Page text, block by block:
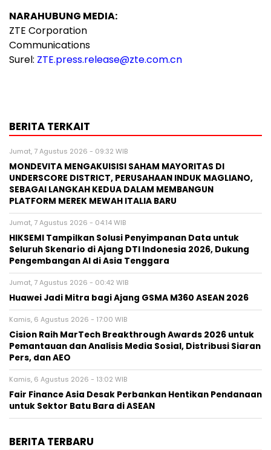
NARAHUBUNG MEDIA:
ZTE Corporation
Communications
Surel: ZTE.press.release@zte.com.cn
BERITA TERKAIT
Jumat, 7 Agustus 2026 - 09:32 WIB
MONDEVITA MENGAKUISISI SAHAM MAYORITAS DI
UNDERSCORE DISTRICT, PERUSAHAAN INDUK MAGLIANO,
SEBAGAI LANGKAH KEDUA DALAM MEMBANGUN
PLATFORM MEREK MEWAH ITALIA BARU
Jumat, 7 Agustus 2026 - 04:14 WIB
HIKSEMI Tampilkan Solusi Penyimpanan Data untuk
Seluruh Skenario di Ajang DTI Indonesia 2026, Dukung
Pengembangan AI di Asia Tenggara
Jumat, 7 Agustus 2026 - 00:42 WIB
Huawei Jadi Mitra bagi Ajang GSMA M360 ASEAN 2026
Kamis, 6 Agustus 2026 - 17:00 WIB
Cision Raih MarTech Breakthrough Awards 2026 untuk
Pemantauan dan Analisis Media Sosial, Distribusi Siaran
Pers, dan AEO
Kamis, 6 Agustus 2026 - 13:02 WIB
Fair Finance Asia Desak Perbankan Hentikan Pendanaan
untuk Sektor Batu Bara di ASEAN
BERITA TERBARU